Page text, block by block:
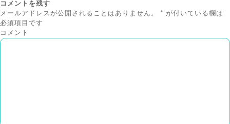
コメントを残す
メールアドレスが公開されることはありません。
* が付いている欄は
必須項目です
コメント